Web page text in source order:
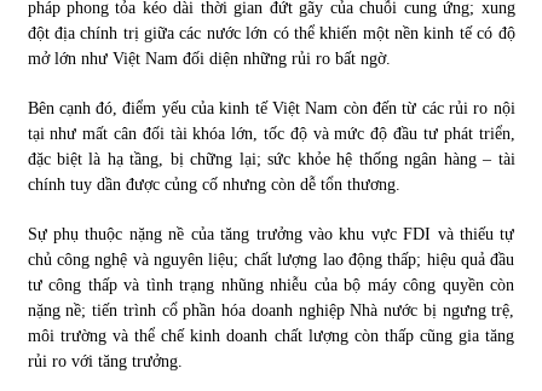
pháp phong tỏa kéo dài thời gian đứt gãy của chuỗi cung ứng; xung
đột địa chính trị giữa các nước lớn có thể khiến một nền kinh tế có độ
mở lớn như Việt Nam đối diện những rủi ro bất ngờ.
Bên cạnh đó, điểm yếu của kinh tế Việt Nam còn đến từ các rủi ro nội
tại như mất cân đối tài khóa lớn, tốc độ và mức độ đầu tư phát triển,
đặc biệt là hạ tầng, bị chững lại; sức khỏe hệ thống ngân hàng – tài
chính tuy dần được củng cố nhưng còn dễ tổn thương.
Sự phụ thuộc nặng nề của tăng trưởng vào khu vực FDI và thiếu tự
chủ công nghệ và nguyên liệu; chất lượng lao động thấp; hiệu quả đầu
tư công thấp và tình trạng nhũng nhiễu của bộ máy công quyền còn
nặng nề; tiến trình cổ phần hóa doanh nghiệp Nhà nước bị ngưng trệ,
môi trường và thể chế kinh doanh chất lượng còn thấp cũng gia tăng
rủi ro với tăng trưởng.